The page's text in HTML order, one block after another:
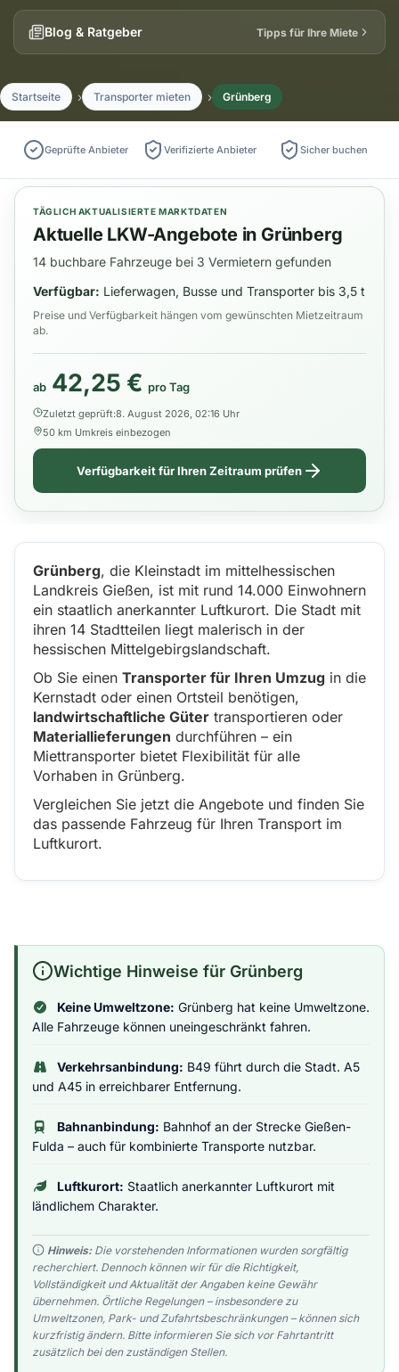
Blog & Ratgeber Tipps für Ihre Miete
Startseite Transporter mieten Grünberg
Geprüfte Anbieter Verifizierte Anbieter Sicher buchen
TÄGLICH AKTUALISIERTE MARKTDATEN
Aktuelle LKW-Angebote in Grünberg
14 buchbare Fahrzeuge bei 3 Vermietern gefunden
Verfügbar: Lieferwagen, Busse und Transporter bis 3,5 t
Preise und Verfügbarkeit hängen vom gewünschten Mietzeitraum
ab.
ab 42,25 € pro Tag
Zuletzt geprüft:8. August 2026, 02:16 Uhr
50 km Umkreis einbezogen
Verfügbarkeit für Ihren Zeitraum prüfen
Grünberg, die Kleinstadt im mittelhessischen
Landkreis Gießen, ist mit rund 14.000 Einwohnern
ein staatlich anerkannter Luftkurort. Die Stadt mit
ihren 14 Stadtteilen liegt malerisch in der
hessischen Mittelgebirgslandschaft.
Ob Sie einen Transporter für Ihren Umzug in die
Kernstadt oder einen Ortsteil benötigen,
landwirtschaftliche Güter transportieren oder
Materiallieferungen durchführen – ein
Miettransporter bietet Flexibilität für alle
Vorhaben in Grünberg.
Vergleichen Sie jetzt die Angebote und finden Sie
das passende Fahrzeug für Ihren Transport im
Luftkurort.
Wichtige Hinweise für Grünberg
Keine Umweltzone: Grünberg hat keine Umweltzone.
Alle Fahrzeuge können uneingeschränkt fahren.
Verkehrsanbindung: B49 führt durch die Stadt. A5
und A45 in erreichbarer Entfernung.
Bahnanbindung: Bahnhof an der Strecke Gießen-
Fulda – auch für kombinierte Transporte nutzbar.
Luftkurort: Staatlich anerkannter Luftkurort mit
ländlichem Charakter.
Hinweis:Die vorstehenden Informationen wurden sorgfältig
recherchiert. Dennoch können wir für die Richtigkeit,
Vollständigkeit und Aktualität der Angaben keine Gewähr
übernehmen. Örtliche Regelungen – insbesondere zu
Umweltzonen, Park- und Zufahrtsbeschränkungen – können sich
kurzfristig ändern. Bitte informieren Sie sich vor Fahrtantritt
zusätzlich bei den zuständigen Stellen.